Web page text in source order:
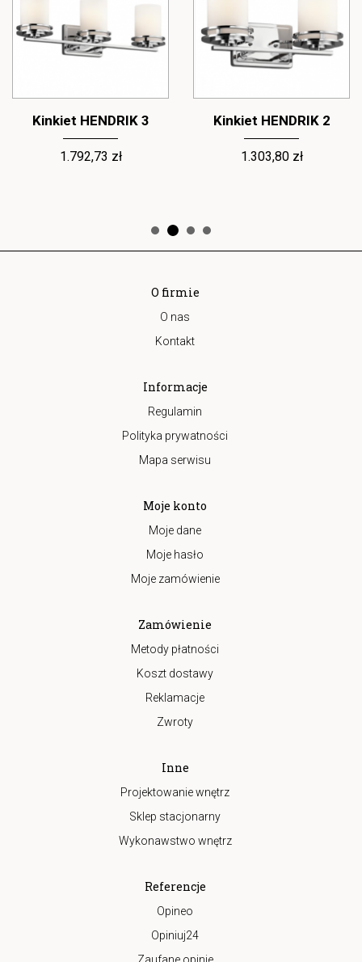
Kinkiet HENDRIK 3
1.792,73 zł
Kinkiet HENDRIK 2
1.303,80 zł
O firmie
O nas
Kontakt
Informacje
Regulamin
Polityka prywatności
Mapa serwisu
Moje konto
Moje dane
Moje hasło
Moje zamówienie
Zamówienie
Metody płatności
Koszt dostawy
Reklamacje
Zwroty
Inne
Projektowanie wnętrz
Sklep stacjonarny
Wykonawstwo wnętrz
Referencje
Opineo
Opiniuj24